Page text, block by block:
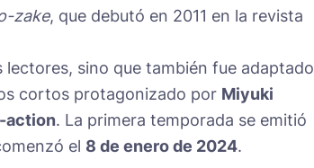
zake, que debutó en 2011 en la revista
sino que también fue adaptado
cortos protagonizado por Miyuki
action. La primera temporada se emitió
el 8 de enero de 2024.